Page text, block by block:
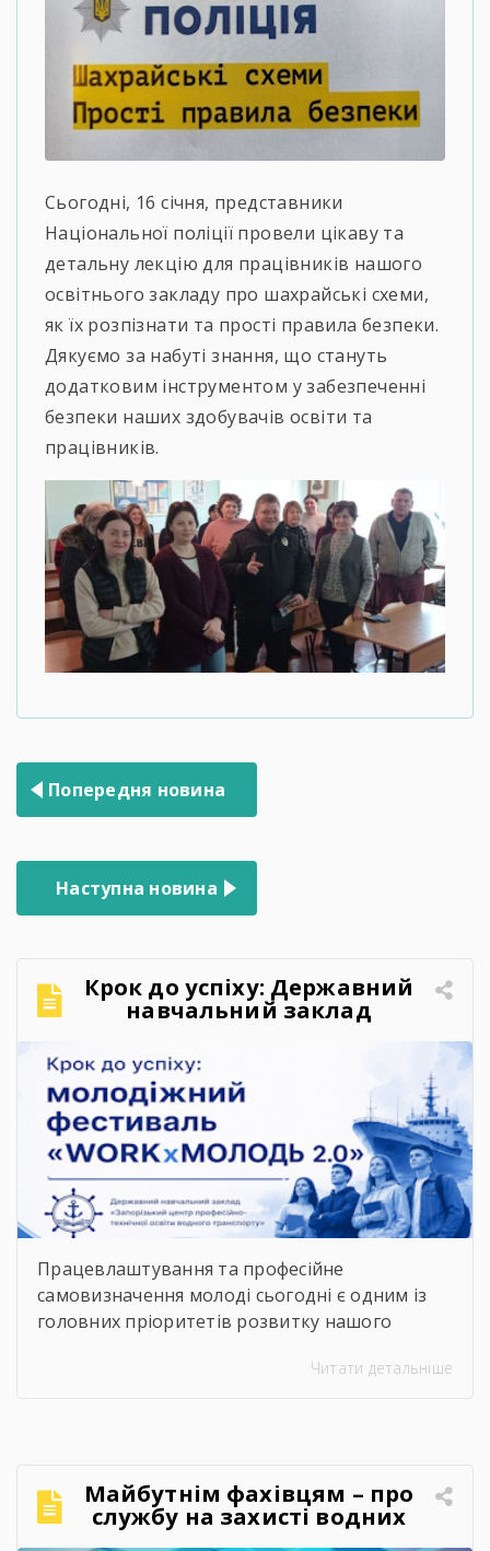
Сьогодні, 16 січня, представники
Національної поліції провели цікаву та
детальну лекцію для працівників нашого
освітнього закладу про шахрайські схеми,
як їх розпізнати та прості правила безпеки.
Дякуємо за набуті знання, що стануть
додатковим інструментом у забезпеченні
безпеки наших здобувачів освіти та
працівників.
Навігація
записів
Попередня новина
Наступна новина
Крок до успіху: Державний
навчальний заклад
«Запорізький центр
професійно-технічної освіти
водного транспорту»
підкорює молодіжний
фестиваль «WORKxМОЛОДЬ
2.0»
Працевлаштування та професійне
самовизначення молоді сьогодні є одним із
головних пріоритетів розвитку нашого
правила, потребуючи вмотивованих і
обрати, де знайти перше робоче місце та як
правильно налагодити контакт із майбутніми
роботодавцями. Саме з метою допомогти
Читати детальніше
Майбутнім фахівцям – про
службу на захисті водних